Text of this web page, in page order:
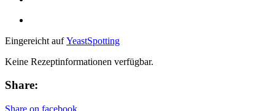
Eingereicht aufYeastSpotting
Keine Rezeptinformationen verfügbar.
Share:
Share on facebook